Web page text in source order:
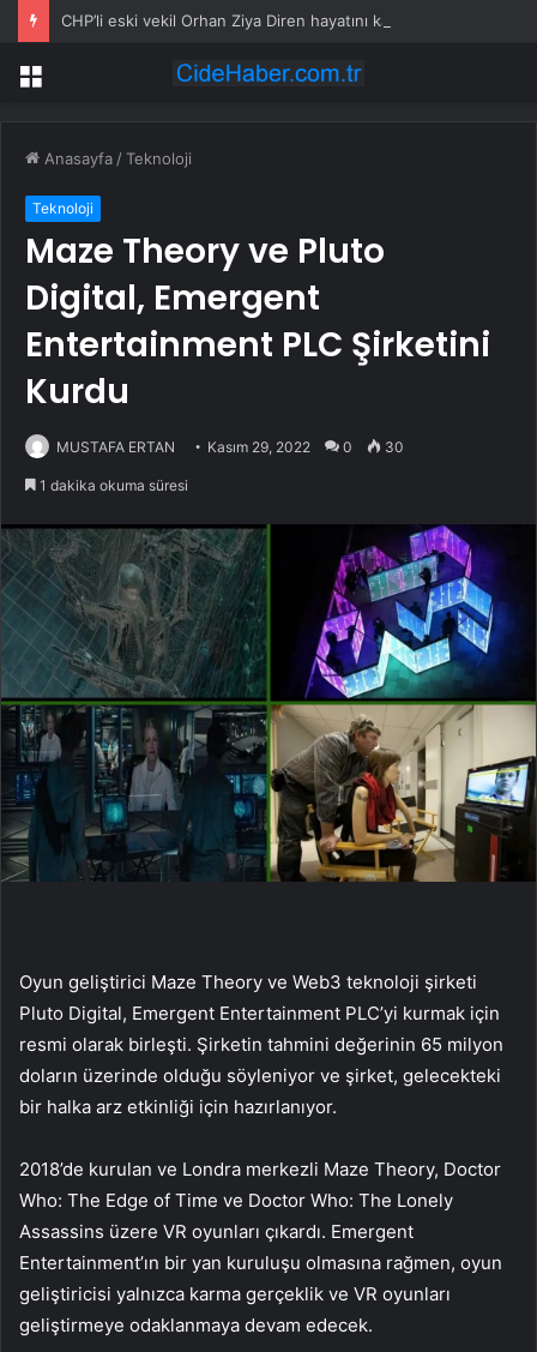
CHP’li eski vekil Orhan Ziya Diren hayatını kaybetti
Menü
Anasayfa /Teknoloji
Teknoloji
Maze Theory ve Pluto
Digital, Emergent
Entertainment PLC Şirketini
Kurdu
MUSTAFA ERTAN Kasım 29, 2022 0 30
1 dakika okuma süresi
Oyun geliştirici Maze Theory ve Web3 teknoloji şirketi
Pluto Digital, Emergent Entertainment PLC’yi kurmak için
resmi olarak birleşti. Şirketin tahmini değerinin 65 milyon
doların üzerinde olduğu söyleniyor ve şirket, gelecekteki
bir halka arz etkinliği için hazırlanıyor.
2018’de kurulan ve Londra merkezli Maze Theory, Doctor
Who: The Edge of Time ve Doctor Who: The Lonely
Assassins üzere VR oyunları çıkardı. Emergent
Entertainment’ın bir yan kuruluşu olmasına rağmen, oyun
geliştiricisi yalnızca karma gerçeklik ve VR oyunları
geliştirmeye odaklanmaya devam edecek.